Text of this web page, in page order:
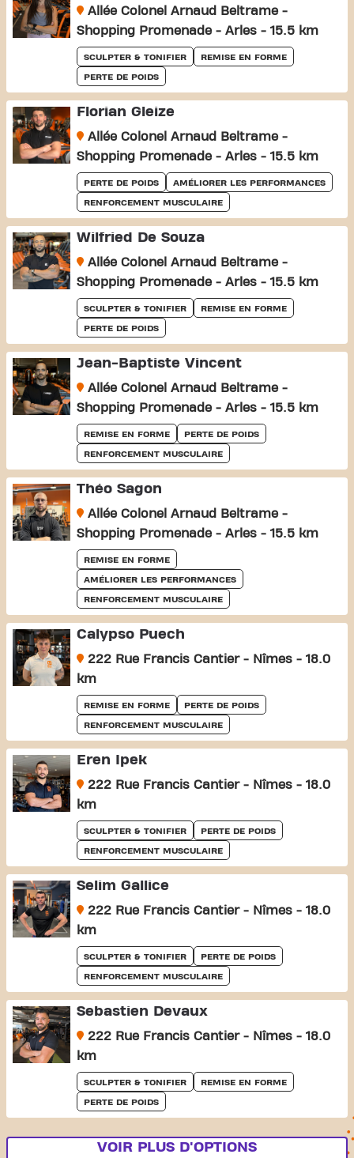
Allée Colonel Arnaud Beltrame -
Shopping Promenade - Arles - 15.5 km
SCULPTER & TONIFIER REMISE EN FORME
PERTE DE POIDS
Florian Gleize
Allée Colonel Arnaud Beltrame -
Shopping Promenade - Arles - 15.5 km
PERTE DE POIDS AMÉLIORER LES PERFORMANCES
RENFORCEMENT MUSCULAIRE
Wilfried De Souza
Allée Colonel Arnaud Beltrame -
Shopping Promenade - Arles - 15.5 km
SCULPTER & TONIFIER REMISE EN FORME
PERTE DE POIDS
Jean-Baptiste Vincent
Allée Colonel Arnaud Beltrame -
Shopping Promenade - Arles - 15.5 km
REMISE EN FORME PERTE DE POIDS
RENFORCEMENT MUSCULAIRE
Théo Sagon
Allée Colonel Arnaud Beltrame -
Shopping Promenade - Arles - 15.5 km
REMISE EN FORME
AMÉLIORER LES PERFORMANCES
RENFORCEMENT MUSCULAIRE
Calypso Puech
222 Rue Francis Cantier - Nîmes - 18.0
km
REMISE EN FORME PERTE DE POIDS
RENFORCEMENT MUSCULAIRE
Eren Ipek
222 Rue Francis Cantier - Nîmes - 18.0
km
SCULPTER & TONIFIER PERTE DE POIDS
RENFORCEMENT MUSCULAIRE
Selim Gallice
222 Rue Francis Cantier - Nîmes - 18.0
km
SCULPTER & TONIFIER PERTE DE POIDS
RENFORCEMENT MUSCULAIRE
Sebastien Devaux
222 Rue Francis Cantier - Nîmes - 18.0
km
SCULPTER & TONIFIER REMISE EN FORME
PERTE DE POIDS
VOIR PLUS D'OPTIONS